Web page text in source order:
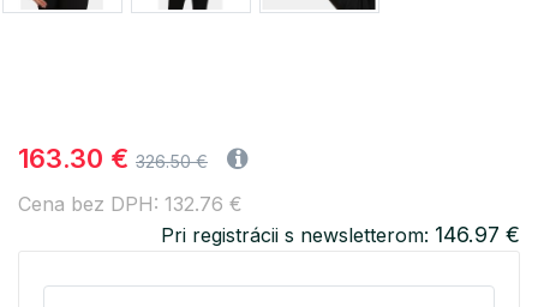
163.30 € 326.50 €
Cena bez DPH: 132.76 €
Pri registrácii s newsletterom: 146.97 €